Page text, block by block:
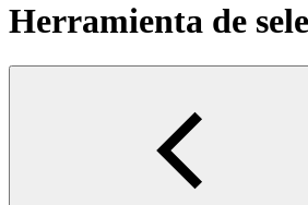
Herramienta de